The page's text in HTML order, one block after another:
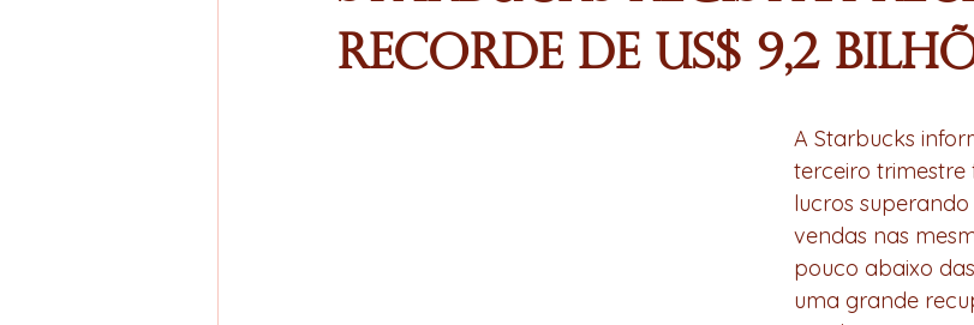
recorde de US$ 9,2
A Starbucks
terceiro trimestre
lucros
vendas nas
pouco abaixo
uma grande